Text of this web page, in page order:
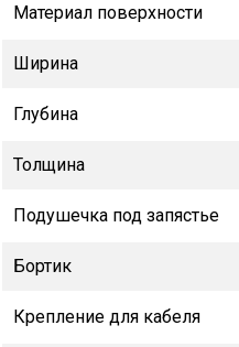
Материал поверхности
Ширина
Глубина
Толщина
Подушечка под запястье
Бортик
Крепление для кабеля